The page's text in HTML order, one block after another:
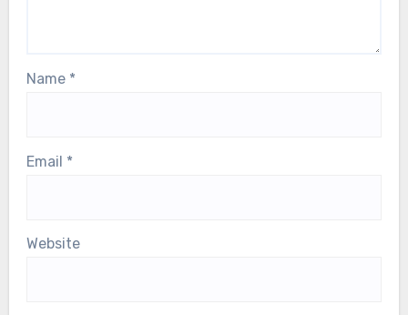
Name *
Email *
Website